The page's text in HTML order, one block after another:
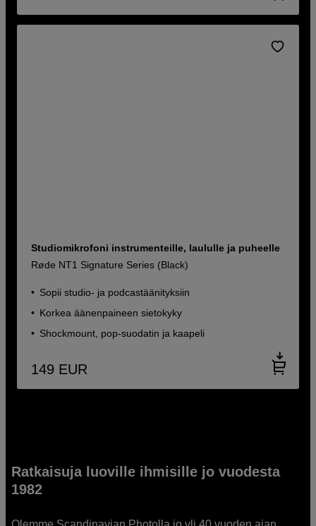
Studiomikrofoni instrumenteille, laululle ja puheelle
Røde NT1 Signature Series (Black)
Sopii studio- ja podcastäänityksiin
Korkea äänenpaineen sietokyky
Shockmount, pop-suodatin ja kaapeli
149 EUR
Ratkaisuja luoville ihmisille jo vuodesta
1982